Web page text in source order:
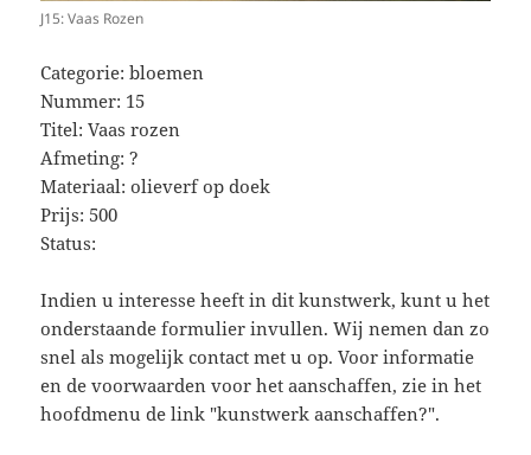
J15: Vaas Rozen
Categorie: bloemen
Nummer: 15
Titel: Vaas rozen
Afmeting: ?
Materiaal: olieverf op doek
Prijs: 500
Status:
Indien u interesse heeft in dit kunstwerk, kunt u het
onderstaande formulier invullen. Wij nemen dan zo
snel als mogelijk contact met u op. Voor informatie
en de voorwaarden voor het aanschaffen, zie in het
hoofdmenu de link "kunstwerk aanschaffen?".